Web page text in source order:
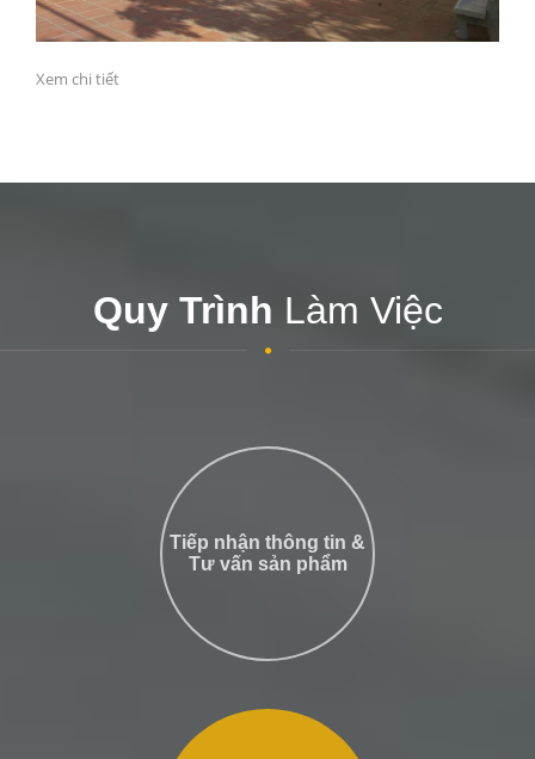
Xem chi tiết
Quy Trình Làm Việc
Tiếp nhận thông tin &
Tư vấn sản phẩm